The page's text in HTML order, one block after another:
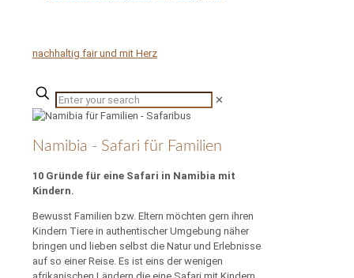
✕
Namibia - Safari für Familien
10 Gründe für eine Safari in Namibia mit
Kindern.
Bewusst Familien bzw. Eltern möchten gern ihren
Kindern Tiere in authentischer Umgebung näher
bringen und lieben selbst die Natur und Erlebnisse
auf so einer Reise. Es ist eins der wenigen